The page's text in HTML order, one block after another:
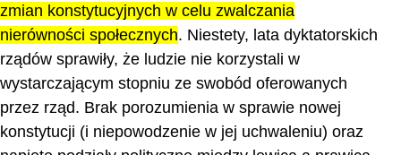
zmian konstytucyjnych w celu zwalczania
nierówności społecznych. Niestety, lata dyktatorskich
rządów sprawiły, że ludzie nie korzystali w
wystarczającym stopniu ze swobód oferowanych
przez rząd. Brak porozumienia w sprawie nowej
konstytucji (i niepowodzenie w jej uchwaleniu) oraz